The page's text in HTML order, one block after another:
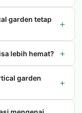
garden tetap
+
lebih hemat? +
garden
+